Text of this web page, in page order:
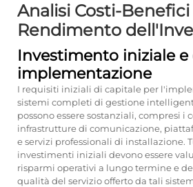
Analisi Costi-Benefici
Rendimento
Investimento iniziale e
implementazione
I requisiti iniziali di capitale per
sistemi completi di gestione
possono essere sostanziali, compresi i
infrastrutture di comunicazione,
e servizi professionali di installazione.
investimenti iniziali devono essere
risparmi operativi a lungo termine e
qualità del servizio offerto da tali